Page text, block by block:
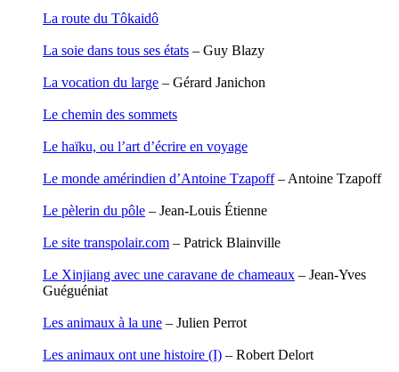
Garde François
Gauthier Yves
Gendre Florence
Gilbert Frédéric
Goisque Thomas
Gras Cédric
Guéguéniat Jean-Yves
Guillemot Agnès
Guyon Élizabeth
Haegy Jean-Marie
Halluin Bruno d’
Harvey James
La route du Tôkaidô
La soie dans tous ses états – Guy Blazy
La vocation du large – Gérard Janichon
Le chemin des sommets
Le haïku, ou l’art d’écrire en voyage
Le monde amérindien d’Antoine Tzapoff– Antoine Tzapoff
Le pèlerin du pôle – Jean-Louis Étienne
Le site transpolair.com – Patrick Blainville
Le Xinjiang avec une caravane de chameaux – Jean-Yves
Guéguéniat
Les animaux à la une – Julien Perrot
Les animaux ont une histoire (I) – Robert Delort